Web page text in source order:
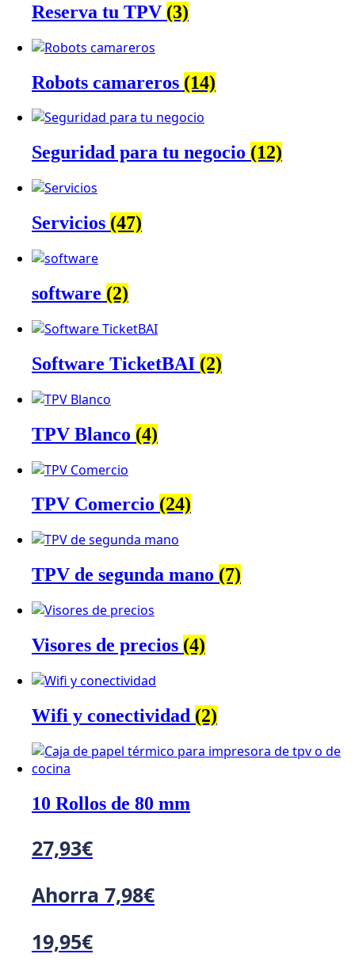
Reserva tu TPV (3)
Robots camareros (14)
Seguridad para tu negocio (12)
Servicios (47)
software (2)
Software TicketBAI (2)
TPV Blanco (4)
TPV Comercio (24)
TPV de segunda mano (7)
Visores de precios (4)
Wifi y conectividad (2)
10 Rollos de 80 mm
27,93€
Ahorra 7,98€
19,95€